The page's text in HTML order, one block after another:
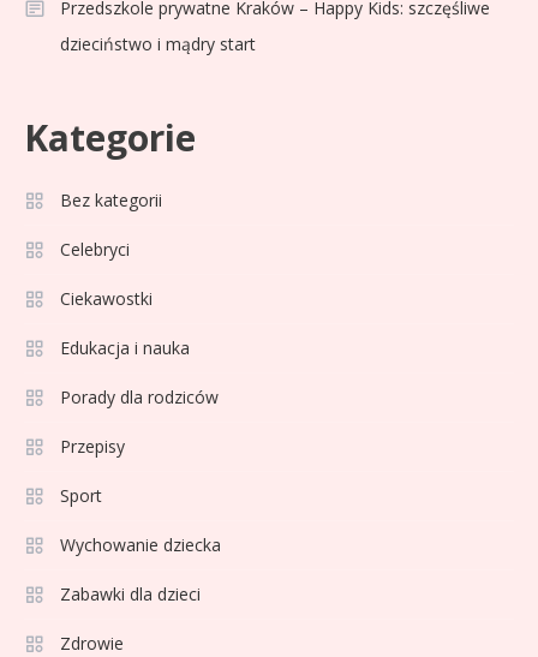
Przedszkole prywatne Kraków – Happy Kids: szczęśliwe
dzieciństwo i mądry start
Kategorie
Bez kategorii
Celebryci
Ciekawostki
Edukacja i nauka
Porady dla rodziców
Przepisy
Sport
Wychowanie dziecka
Zabawki dla dzieci
Zdrowie
3 Sport
formy i statystyk
4
La Liga rankingi: Tabela,
Lech Poznań rankingi: Analiza